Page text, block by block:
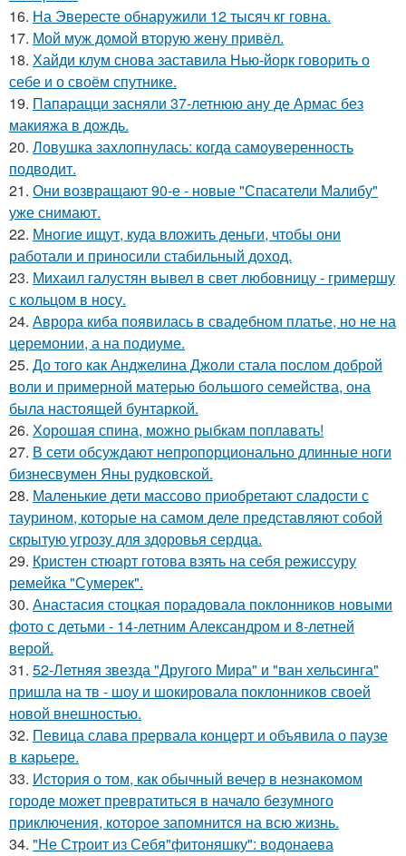
16. На Эвересте обнаружили 12 тысяч кг говна.
17. Мой муж домой вторую жену привёл.
18. Хайди клум снова заставила Нью-йорк говорить о
себе и о своём спутнике.
19. Папарацци засняли 37-летнюю ану де Армас без
макияжа в дождь.
20. Ловушка захлопнулась: когда самоуверенность
подводит.
21. Они возвращают 90-е - новые "Спасатели Малибу"
уже снимают.
22. Многие ищут, куда вложить деньги, чтобы они
работали и приносили стабильный доход.
23. Михаил галустян вывел в свет любовницу - гримершу
с кольцом в носу.
24. Аврора киба появилась в свадебном платье, но не на
церемонии, а на подиуме.
25. До того как Анджелина Джоли стала послом доброй
воли и примерной матерью большого семейства, она
была настоящей бунтаркой.
26. Хорошая спина, можно рыбкам поплавать!
27. В сети обсуждают непропорционально длинные ноги
бизнесвумен Яны рудковской.
28. Маленькие дети массово приобретают сладости с
таурином, которые на самом деле представляют собой
скрытую угрозу для здоровья сердца.
29. Кристен стюарт готова взять на себя режиссуру
ремейка "Сумерек".
30. Анастасия стоцкая порадовала поклонников новыми
фото с детьми - 14-летним Александром и 8-летней
верой.
31. 52-Летняя звезда "Другого Мира" и "ван хельсинга"
пришла на тв - шоу и шокировала поклонников своей
новой внешностью.
32. Певица слава прервала концерт и объявила о паузе
в карьере.
33. История о том, как обычный вечер в незнакомом
городе может превратиться в начало безумного
приключения, которое запомнится на всю жизнь.
34. "Не Строит из Себя"фитоняшку": водонаева